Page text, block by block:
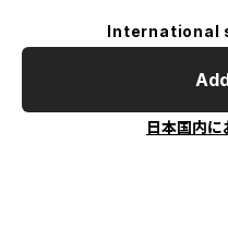
International
日本国内に